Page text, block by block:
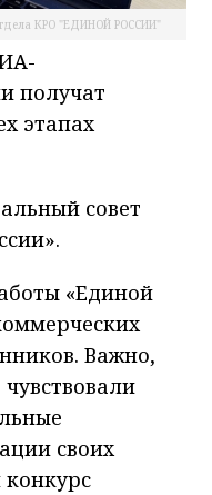
КРО "ЕДИНОЙ РОССИИ"
получат
этапах
совет
«Единой
Важно,
своих
конкурс